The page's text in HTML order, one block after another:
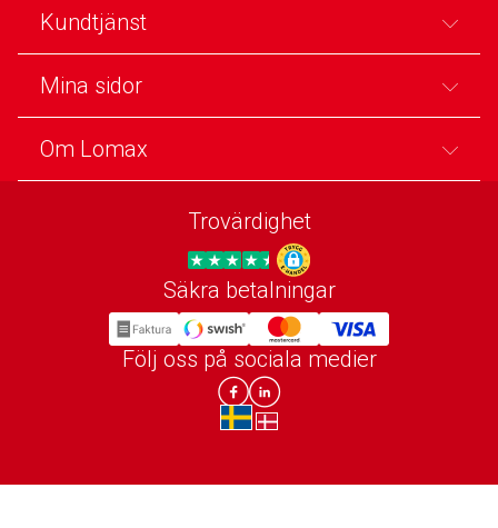
Kundtjänst
Mina sidor
Om Lomax
Trovärdighet
Trygg E-handel
Säkra betalningar
Följ oss på sociala medier
Lomax DK Facebook
Lomax SE LinkIn
sv-SEda-DK